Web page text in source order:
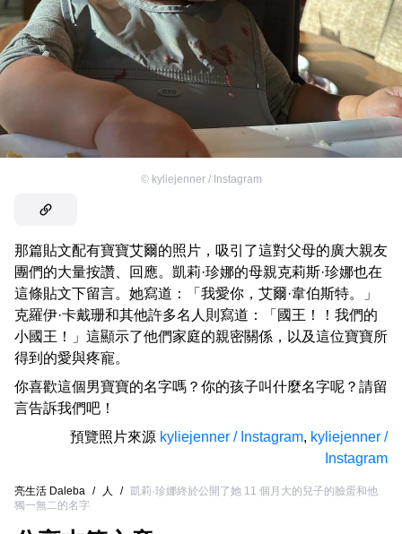
© kyliejenner / Instagram
那篇貼文配有寶寶艾爾的照片，吸引了這對父母的廣大親友
團們的大量按讚、回應。凱莉·珍娜的母親克莉斯·珍娜也在
這條貼文下留言。她寫道：「我愛你，艾爾·韋伯斯特。」
克羅伊·卡戴珊和其他許多名人則寫道：「國王！！我們的
小國王！」這顯示了他們家庭的親密關係，以及這位寶寶所
得到的愛與疼寵。
你喜歡這個男寶寶的名字嗎？你的孩子叫什麼名字呢？請留
言告訴我們吧！
預覽照片來源 kyliejenner / Instagram, kyliejenner /
Instagram
亮生活 Daleba / 人 / 凱莉·珍娜終於公開了她 11 個月大的兒子的臉蛋和他
獨一無二的名字